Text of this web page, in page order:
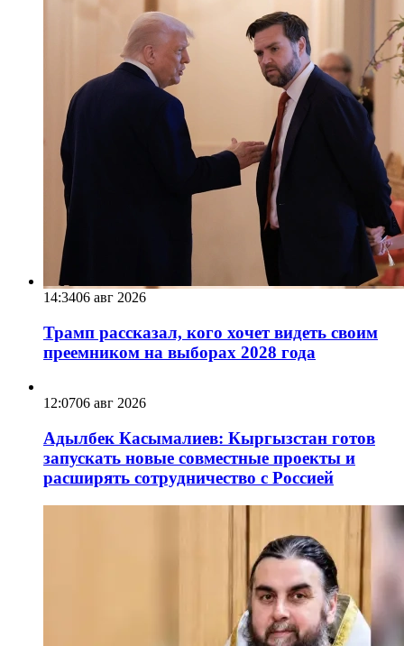
14:3406 авг 2026
Трамп рассказал, кого хочет видеть своим
преемником на выборах 2028 года
12:0706 авг 2026
Адылбек Касымалиев: Кыргызстан готов
запускать новые совместные проекты и
расширять сотрудничество с Россией